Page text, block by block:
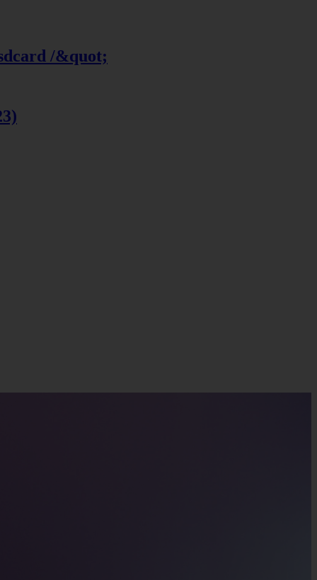
/&quot;